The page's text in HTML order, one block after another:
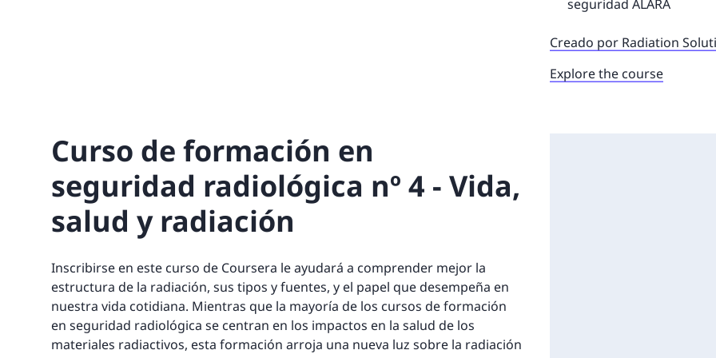
seguridad ALARA
Creado por Radiation
Explore the course
Curso de formación en
seguridad radiológica nº 4 - Vida,
salud y radiación
Inscribirse en este curso de Coursera le ayudará a comprender mejor la
estructura de la radiación, sus tipos y fuentes, y el papel que desempeña en
nuestra vida cotidiana. Mientras que la mayoría de los cursos de formación
en seguridad radiológica se centran en los impactos en la salud de los
materiales radiactivos, esta formación arroja una nueva luz sobre la radiación